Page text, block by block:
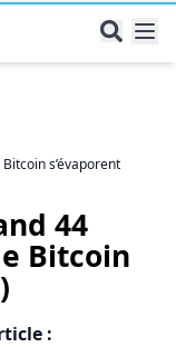
s’évaporent
44
Bitcoin
: